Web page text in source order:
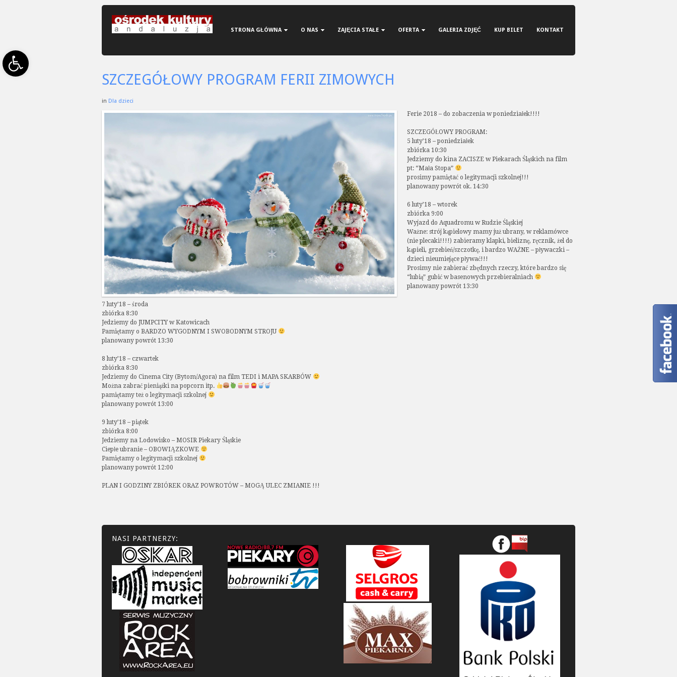
Open toolbar
STRONA GŁÓWNA O NAS ZAJĘCIA STAŁE OFERTA GALERIA ZDJĘĆ KUP BILET KONTAKT
SZCZEGÓŁOWY PROGRAM FERII ZIMOWYCH
in Dla dzieci
Ferie 2018 – do zobaczenia w poniedziałek!!!!
SZCZEGÓŁOWY PROGRAM:
5 luty’18 – poniedziałek
zbiórka 10:30
Jedziemy do kina ZACISZE w Piekarach Śląskich na film
pt: “Mała Stopa”
prosimy pamiętać o legitymacji szkolnej!!!
planowany powrót ok. 14:30
6 luty’18 – wtorek
zbiórka 9:00
Wyjazd do Aquadromu w Rudzie Śląskiej
Ważne: strój kąpielowy mamy już ubrany, w reklamówce
(nie plecaki!!!!) zabieramy klapki, bieliznę, ręcznik, żel do
kąpieli, grzebień/szczotkę, i bardzo WAŻNE – pływaczki –
dzieci nieumiejące pływać!!!
Prosimy nie zabierać zbędnych rzeczy, które bardzo się
“lubią” gubić w basenowych przebieralniach
planowany powrót 13:30
7 luty’18 – środa
zbiórka 8:30
Jedziemy do JUMPCITY w Katowicach
Pamiętamy o BARDZO WYGODNYM I SWOBODNYM STROJU
planowany powrót 13:30
8 luty’18 – czwartek
zbiórka 8:30
Jedziemy do Cinema City (Bytom/Agora) na film TEDI i MAPA SKARBÓW
Można zabrać pieniążki na popcorn itp.
pamiętamy też o legitymacji szkolnej
planowany powrót 13:00
9 luty’18 – piątek
zbiórka 8:00
Jedziemy na Lodowisko – MOSIR Piekary Śląskie
Ciepłe ubranie – OBOWIĄZKOWE
Pamiętamy o legitymacji szkolnej
planowany powrót 12:00
PLAN I GODZINY ZBIÓREK ORAZ POWROTÓW – MOGĄ ULEC ZMIANIE !!!
NASI PARTNERZY: